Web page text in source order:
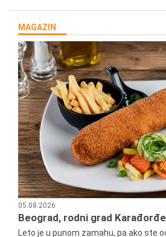
MAGAZIN
05.08.2026
Beograd, rodni grad
Leto je u punom zamahu, pa ako ste